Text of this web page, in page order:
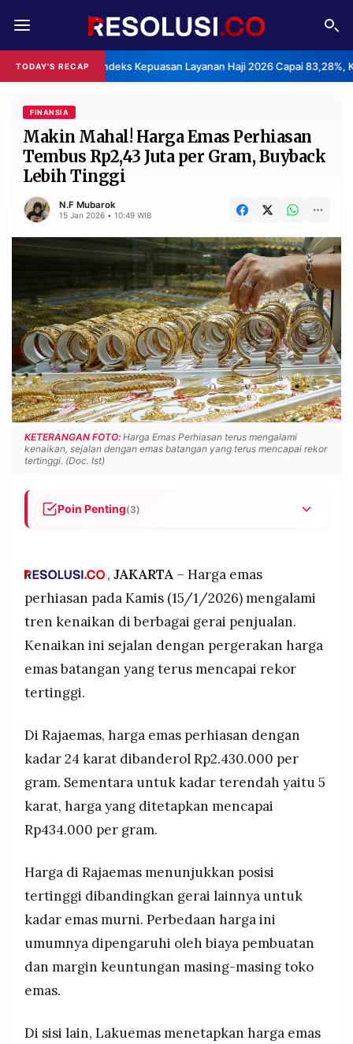
TODAY'S RECAPBPS: Indeks Kepuasan Layanan Haji 2026 Capai 83,28%,
REDAKSI TENTANG
RESOLUSI IKLAN
RUBRIKASI
EDITORIAL AKSARA
FINANSIA PERSONA
DAERAH NASIONAL
SPORT
INFORMASI
PRIVACY
POLICY
BERITA
WARGA
INFORMASI
IKLAN
KIRIM
TULISAN
PENGADUAN TERM
OF
IKUTI
PT.
RESOLUSI
©
Resolusi.co
-
MEDIA
PRAMUDITA
FINANSIA
Makin Mahal! Harga Emas Perhiasan
Tembus Rp2,43 Juta per Gram, Buyback
Lebih Tinggi
N.F Mubarok
15 Jan 2026 • 10:49 WIB
KETERANGAN FOTO: Harga Emas Perhiasan terus mengalami
kenaikan, sejalan dengan emas batangan yang terus mencapai rekor
tertinggi. (Doc. Ist)
Poin Penting(3)
Rajaemas dan Rp2,22 juta per gram di Lakuemas,
mencapai Rp208 ribu per gram untuk kadar 24
karat, dengan harga bervariasi berdasarkan
kadar kemurnian dari 5 karat (Rp434 ribu)
hingga 24 karat
Kenaikan harga dipicu pergerakan emas dunia
dengan tren kenaikan diperkirakan masih
berlanjut mengikuti kondisi ekonomi global
, JAKARTA– Harga emas
perhiasan pada Kamis (15/1/2026) mengalami
tren kenaikan di berbagai gerai penjualan.
Kenaikan ini sejalan dengan pergerakan harga
emas batangan yang terus mencapai rekor
tertinggi.
Di Rajaemas, harga emas perhiasan dengan
kadar 24 karat dibanderol Rp2.430.000 per
gram. Sementara untuk kadar terendah yaitu 5
karat, harga yang ditetapkan mencapai
Rp434.000 per gram.
Harga di Rajaemas menunjukkan posisi
tertinggi dibandingkan gerai lainnya untuk
kadar emas murni. Perbedaan harga ini
umumnya dipengaruhi oleh biaya pembuatan
dan margin keuntungan masing-masing toko
emas.
Di sisi lain, Lakuemas menetapkan harga emas